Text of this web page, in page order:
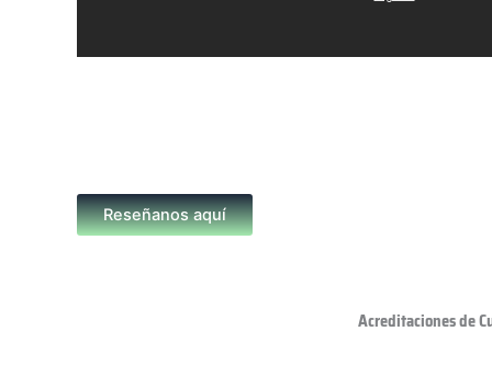
Reseñanos aquí
Acreditaciones de